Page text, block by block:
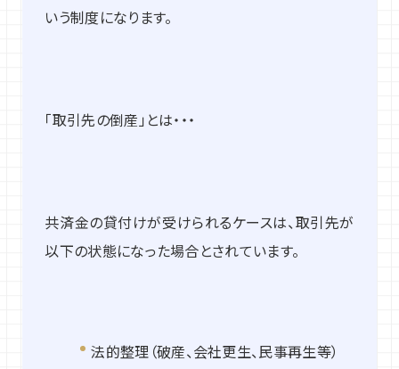
いう制度になります。
「取引先の倒産」とは・・・
共済金の貸付けが受けられるケースは、取引先が
以下の状態になった場合とされています。
法的整理（破産、会社更生、民事再生等）